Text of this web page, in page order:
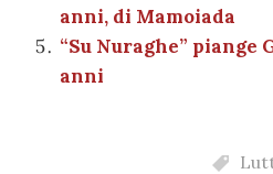
anni, di Mamoiada
“Su Nuraghe” piange
anni